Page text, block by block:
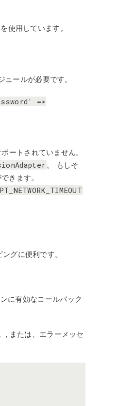
使用しています。
ールが必要です。
=>
ートされていません。
。 もしそ
きます。
グに便利です。
に有効なコールバック
, または、エラーメッセ